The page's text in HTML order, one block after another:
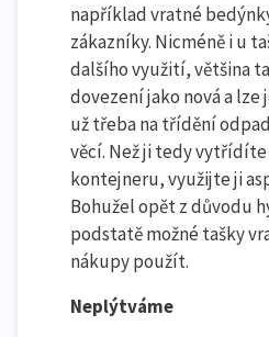
například vratné
zákazníky. Nicméně i u
dalšího využití, většina
dovezení jako nová a
už třeba na třídění
věcí. Než ji tedy
kontejneru, využijte ji
Bohužel opět z důvodu
podstatě možné tašky
nákupy použít.
Neplýtváme